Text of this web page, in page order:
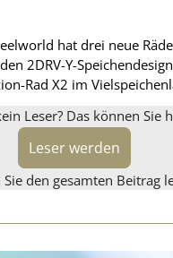
hat drei neue
2DRV-Y-
Rad X2 im
Leser? Das können Sie
Leser werden
den gesamten Beitrag